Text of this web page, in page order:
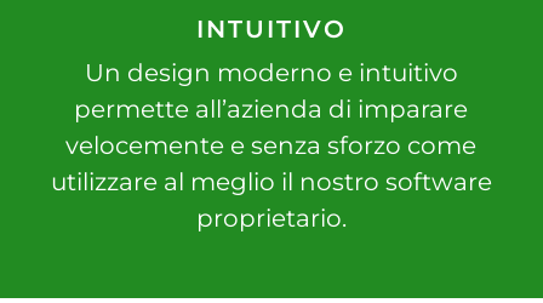
INTUITIVO
Un design moderno e intuitivo
permette all’azienda di imparare
velocemente e senza sforzo come
utilizzare al meglio il nostro software
proprietario.